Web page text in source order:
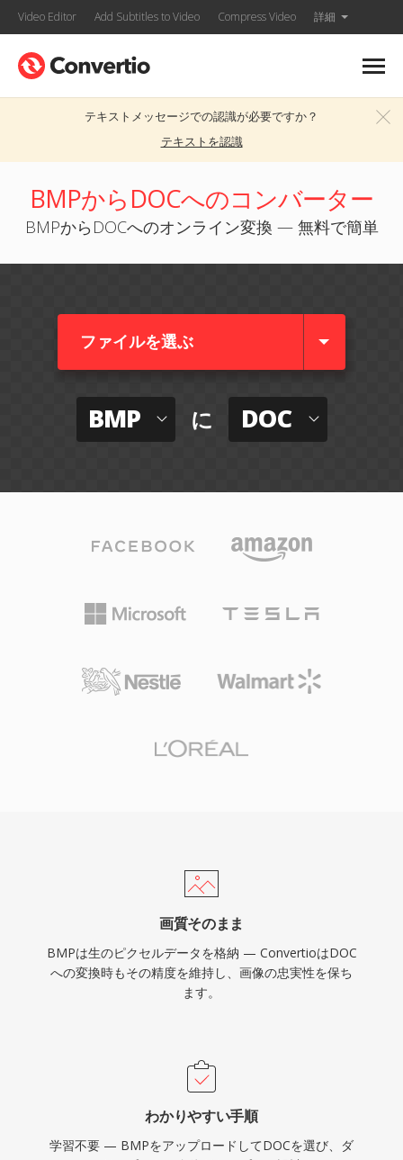
Video Editor Add Subtitles to Video Compress Video 詳細
テキストメッセージでの認識が必要ですか？
テキストを認識
BMPからDOCへのコンバーター
BMPからDOCへのオンライン変換 — 無料で簡単
ファイルを選ぶ
BMP に DOC
画質そのまま
BMPは生のピクセルデータを格納 — ConvertioはDOC
への変換時もその精度を維持し、画像の忠実性を保ち
ます。
わかりやすい手順
学習不要 — BMPをアップロードしてDOCを選び、ダ